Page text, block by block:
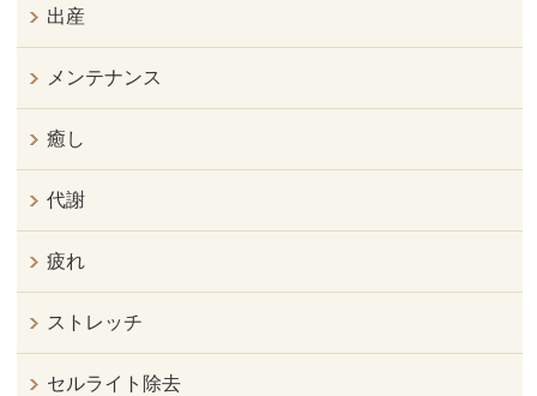
出産
メンテナンス
癒し
代謝
疲れ
ストレッチ
セルライト除去